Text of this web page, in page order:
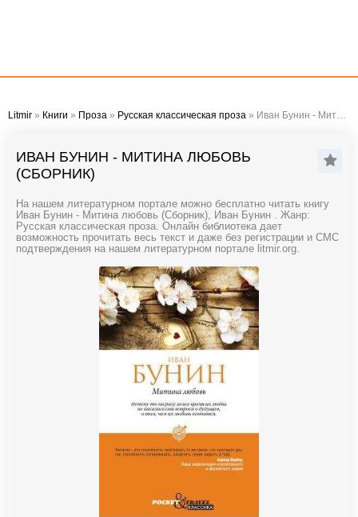
Litmir » Книги » Проза » Русская классическая проза » Иван Бунин - Митина любовь (Сборник)
ИВАН БУНИН - МИТИНА ЛЮБОВЬ
(СБОРНИК)
На нашем литературном портале можно бесплатно читать книгу
Иван Бунин - Митина любовь (Сборник), Иван Бунин . Жанр:
Русская классическая проза. Онлайн библиотека дает
возможность прочитать весь текст и даже без регистрации и СМС
подтверждения на нашем литературном портале litmir.org.